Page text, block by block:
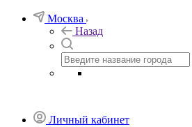
Москва
Назад
Личный кабинет